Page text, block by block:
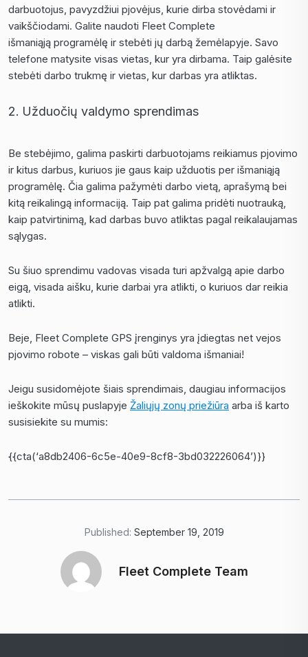
darbuotojus, pavyzdžiui pjovėjus, kurie dirba stovėdami ir
vaikščiodami. Galite naudoti Fleet Complete
išmaniąją programėlę ir stebėti jų darbą žemėlapyje. Savo
telefone matysite visas vietas, kur yra dirbama. Taip galėsite
stebėti darbo trukmę ir vietas, kur darbas yra atliktas.
Užduočių valdymo sprendimas
Be stebėjimo, galima paskirti darbuotojams reikiamus pjovimo
ir kitus darbus, kuriuos jie gaus kaip užduotis per išmaniąją
programėlę. Čia galima pažymėti darbo vietą, aprašymą bei
kitą reikalingą informaciją. Taip pat galima pridėti nuotrauką,
kaip patvirtinimą, kad darbas buvo atliktas pagal reikalaujamas
sąlygas.
Su šiuo sprendimu vadovas visada turi apžvalgą apie darbo
eigą, visada aišku, kurie darbai yra atlikti, o kuriuos dar reikia
atlikti.
Beje, Fleet Complete GPS įrenginys yra įdiegtas net vejos
pjovimo robote – viskas gali būti valdoma išmaniai!
Jeigu susidomėjote šiais sprendimais, daugiau informacijos
ieškokite mūsų puslapyje Žaliųjų zonų priežiūra arba iš karto
susisiekite su mumis:
{{cta(‘a8db2406-6c5e-40e9-8cf8-3bd032226064’)}}
Fleet Complete Team
Published: September 19, 2019